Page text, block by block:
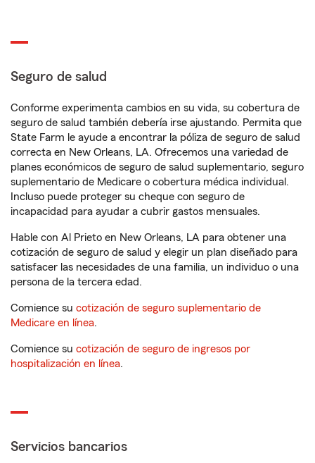
Seguro de salud
Conforme experimenta cambios en su vida, su cobertura de
seguro de salud también debería irse ajustando. Permita que
State Farm le ayude a encontrar la póliza de seguro de salud
correcta en New Orleans, LA. Ofrecemos una variedad de
planes económicos de seguro de salud suplementario, seguro
suplementario de Medicare o cobertura médica individual.
Incluso puede proteger su cheque con seguro de
incapacidad para ayudar a cubrir gastos mensuales.
Hable con Al Prieto en New Orleans, LA para obtener una
cotización de seguro de salud y elegir un plan diseñado para
satisfacer las necesidades de una familia, un individuo o una
persona de la tercera edad.
Comience su cotización de seguro suplementario de
Medicare en línea.
Comience su cotización de seguro de ingresos por
hospitalización en línea.
Servicios bancarios